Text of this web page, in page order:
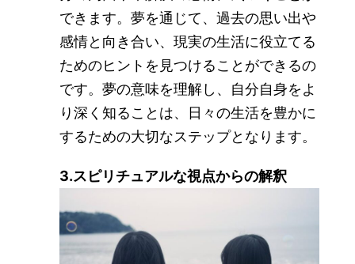
できます。夢を通じて、過去の思い出や
感情と向き合い、現実の生活に役立てる
ためのヒントを見つけることができるの
です。夢の意味を理解し、自分自身をよ
り深く知ることは、日々の生活を豊かに
するための大切なステップとなります。
3.スピリチュアルな視点からの解釈